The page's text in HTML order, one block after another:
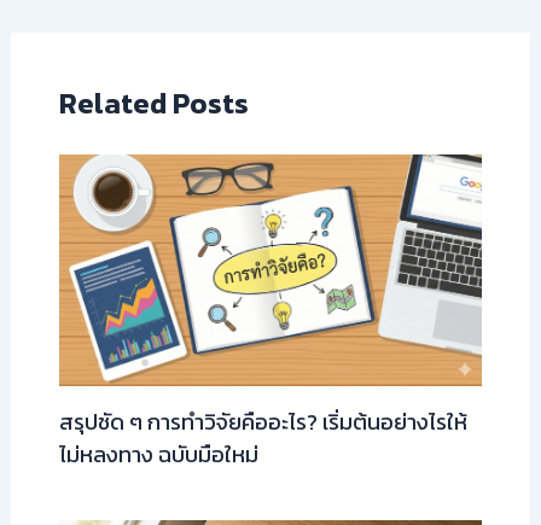
Related Posts
สรุปชัด ๆ การทำวิจัยคืออะไร? เริ่มต้นอย่างไรให้
ไม่หลงทาง ฉบับมือใหม่